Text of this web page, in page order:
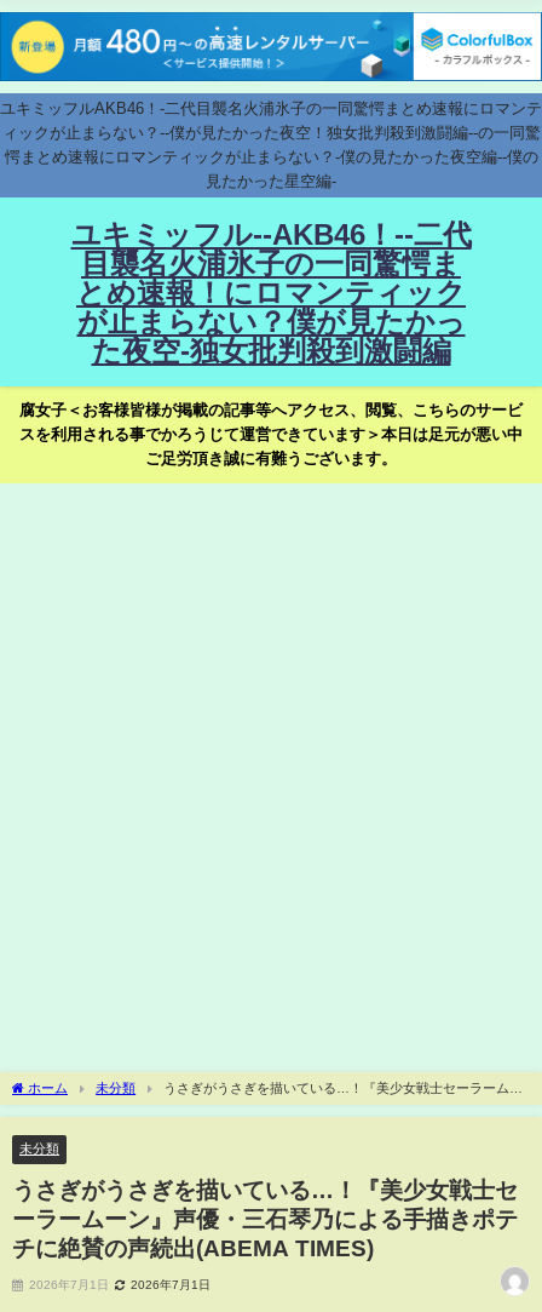
ユキミッフルAKB46！-二代目襲名火浦氷子の一同驚愕まとめ速報にロマンテ
ィックが止まらない？--僕が見たかった夜空！独女批判殺到激闘編--の一同驚
愕まとめ速報にロマンティックが止まらない？-僕の見たかった夜空編--僕の
見たかった星空編-
ユキミッフル--AKB46！--二代
目襲名火浦氷子の一同驚愕ま
とめ速報！にロマンティック
が止まらない？僕が見たかっ
た夜空-独女批判殺到激闘編
腐女子＜お客様皆様が掲載の記事等へアクセス、閲覧、こちらのサービ
スを利用される事でかろうじて運営できています＞本日は足元が悪い中
ご足労頂き誠に有難うございます。
ホーム 未分類
うさぎがうさぎを描いている…！『美少女戦士セーラームー
ン』声優・三石琴乃による手描きポテチに絶賛の声続出(ABEMA TIMES)
未分類
うさぎがうさぎを描いている…！『美少女戦士セ
ーラームーン』声優・三石琴乃による手描きポテ
チに絶賛の声続出(ABEMA TIMES)
2026年7月1日 2026年7月1日